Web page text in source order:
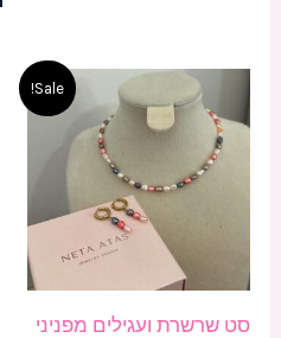
Sale!
סט שרשרת ועגילים מפניני
המחיר
המקורי
היה:
₪200.00.
המחיר
הנוכחי
הוא:
₪180.00.